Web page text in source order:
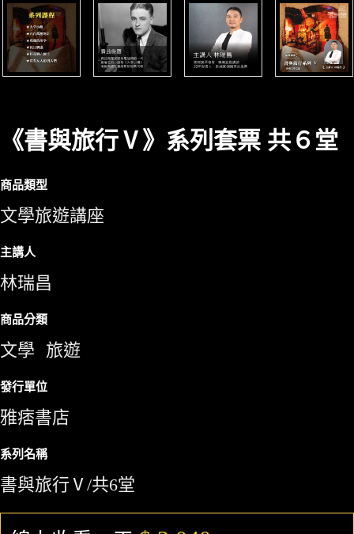
《書與旅行Ⅴ》系列套票 共６堂
商品類型
文學旅遊講座
主講人
林瑞昌
商品分類
文學 旅遊
發行單位
雅痞書店
系列名稱
書與旅行Ⅴ/共6堂